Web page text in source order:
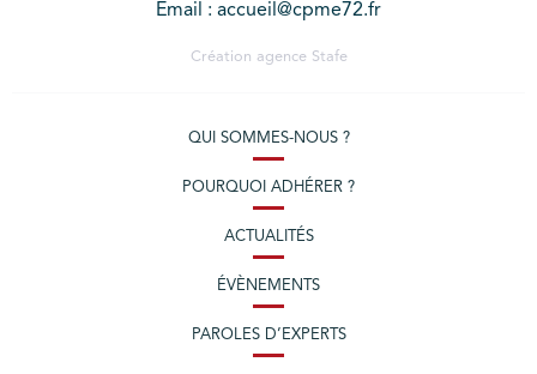
Email : accueil@cpme72.fr
Création agence Stafe
QUI SOMMES-NOUS ?
POURQUOI ADHÉRER ?
ACTUALITÉS
ÉVÈNEMENTS
PAROLES D’EXPERTS